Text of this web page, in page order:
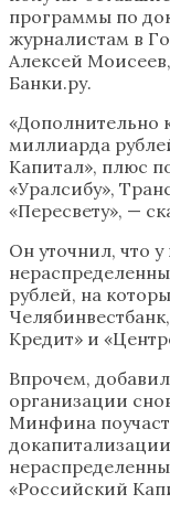
программы по
журналистам в
Алексей
Банки.ру.
«Дополнительно
миллиарда
Капитал», плюс
«Уралсибу»,
«Пересвету», —
Он уточнил, что у
рублей, на
Кредит» и
Впрочем,
организации
Минфина
«Российский